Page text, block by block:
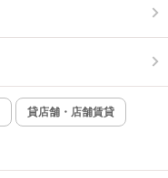
インターネット無料
貸店舗・店舗賃貸